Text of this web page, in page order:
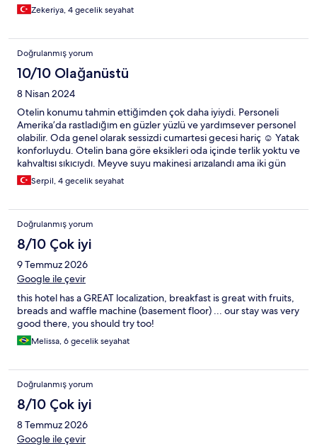
Zekeriya, 4 gecelik seyahat
Doğrulanmış yorum
10/10 Olağanüstü
8 Nisan 2024
Otelin konumu tahmin ettiğimden çok daha iyiydi. Personeli
Amerika’da rastladığım en güzler yüzlü ve yardımsever personel
olabilir. Oda genel olarak sessizdi cumartesi gecesi hariç ☺️ Yatak
konforluydu. Otelin bana göre eksikleri oda içinde terlik yoktu ve
kahvaltısı sıkıcıydı. Meyve suyu makinesi arızalandı ama iki gün
servis olmadı. Bir çözüm getirilmedi. Genel anlamda oldukça
rahat bir konaklamaydı.
Serpil, 4 gecelik seyahat
Doğrulanmış yorum
8/10 Çok iyi
9 Temmuz 2026
Google ile çevir
this hotel has a GREAT localization, breakfast is great with fruits,
breads and waffle machine (basement floor) ... our stay was very
good there, you should try too!
Melissa, 6 gecelik seyahat
Doğrulanmış yorum
8/10 Çok iyi
8 Temmuz 2026
Google ile çevir